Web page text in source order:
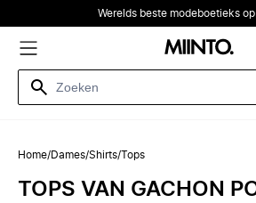
Werelds beste modeboetieks
Home/Dames/Shirts/Tops
TOPS VAN GACHON